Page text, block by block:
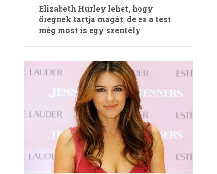
Elizabeth Hurley lehet, hogy
öregnek tartja magát, de ez a test
még most is egy szentély